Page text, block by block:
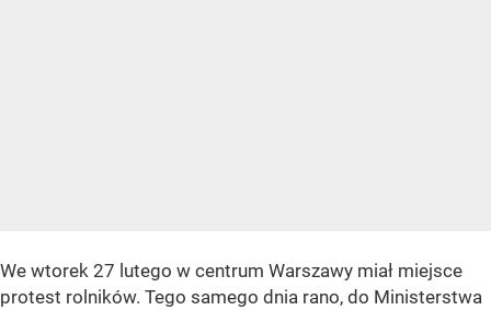
We wtorek 27 lutego w centrum Warszawy miał miejsce
protest rolników. Tego samego dnia rano, do Ministerstwa